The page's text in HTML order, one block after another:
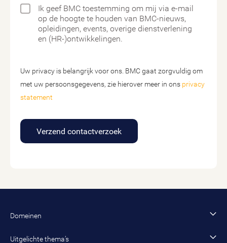
Ik geef BMC toestemming om mij via e-mail
op de hoogte te houden van BMC-nieuws,
opleidingen, events, overige dienstverlening
en (HR-)ontwikkelingen.
Uw privacy is belangrijk voor ons. BMC gaat zorgvuldig om
met uw persoonsgegevens, zie hierover meer in ons privacy
statement
Verzend contactverzoek
Domeinen
Financiën en control
Uitgelichte thema’s